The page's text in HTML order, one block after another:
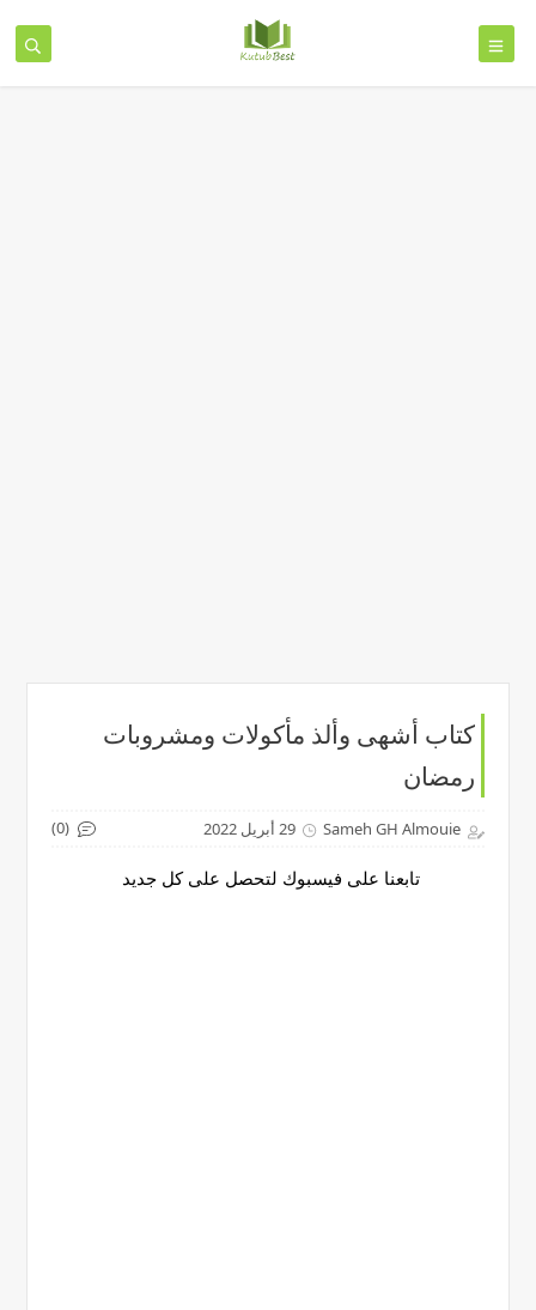
كتاب أشهى وألذ مأكولات ومشروبات
رمضان
Sameh GH Almouie 29 أبريل 2022 (0)
تابعنا على فيسبوك لتحصل على كل جديد